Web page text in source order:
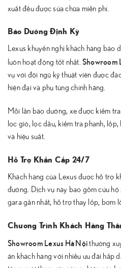
xuất đều được sửa chữa miễn phí.
Bảo Dưỡng Định Kỳ
Lexus khuyến nghị khách hàng bảo
luôn hoạt động tốt nhất. Showroom
vụ với đội ngũ kỹ thuật viên được
hiện đại và phụ tùng chính hãng.
Mỗi lần bảo dưỡng, xe được kiểm
lọc gió, lọc dầu, kiểm tra phanh,
và hiệu suất.
Hỗ Trợ Khẩn Cấp 24/7
Khách hàng của Lexus được hỗ trợ
đường. Dịch vụ này bao gồm cứu
gara gần nhất, hỗ trợ thay lốp, bơm
Chương Trình Khách Hàng
Showroom Lexus Hà Nộithường
ân khách hàng với nhiều ưu đãi hấp